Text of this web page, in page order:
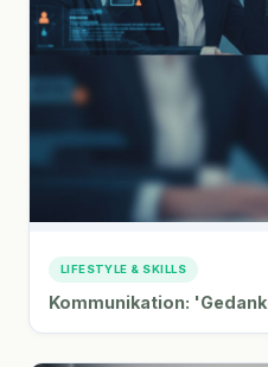
LIFESTYLE & SKILLS
Kommunikation: